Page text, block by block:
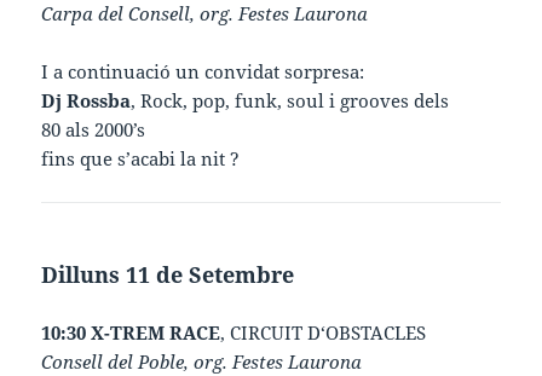
Carpa del Consell, org. Festes Laurona
I a continuació un convidat sorpresa:
Dj Rossba, Rock, pop, funk, soul i grooves dels
80 als 2000’s
fins que s’acabi la nit ?
Dilluns 11 de Setembre
10:30 X-TREM RACE, CIRCUIT D‘OBSTACLES
Consell del Poble, org. Festes Laurona